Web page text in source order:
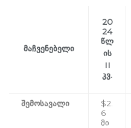
მაჩვენებელი
20
24
წლ
ის
II
კვ.
შემოსავალი
$2.
6
მი